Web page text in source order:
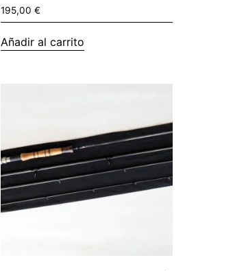
195,00€
Añadir al carrito